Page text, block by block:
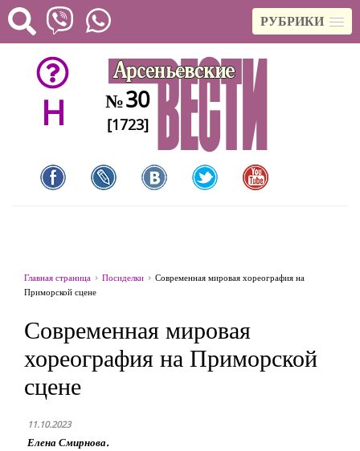
РУБРИКИ
H №30
[1723]
Главная страница Посиделки
Современная мировая хореография на
Приморской сцене
Современная мировая
хореография на Приморской
сцене
11.10.2023
Елена Смирнова.